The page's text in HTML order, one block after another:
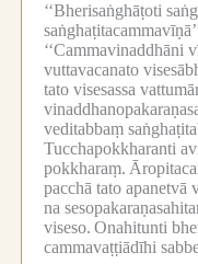
‘‘Bherisaṅghāṭoti
‘‘Cammavinaddhāni
vuttavacanato
tato visesassa
veditabbaṃ
Tucchapokkharanti
pokkharaṃ.
pacchā tato apanetvā
na
viseso. Onahitunti
cammavaṭṭiādīhi